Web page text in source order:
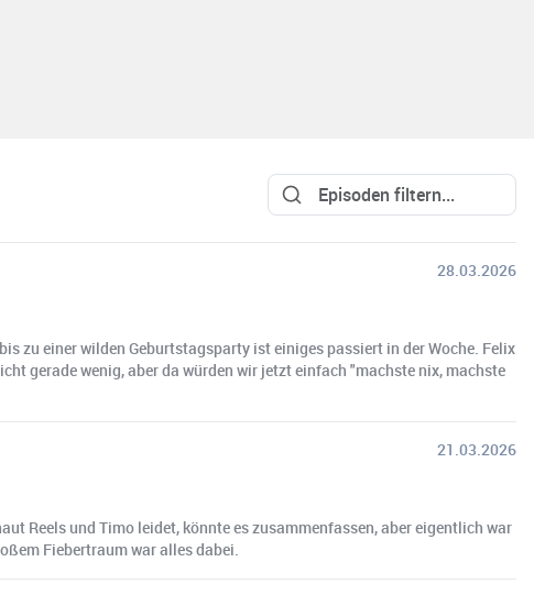
28.03.2026
zu einer wilden Geburtstagsparty ist einiges passiert in der Woche. Felix
gerade wenig, aber da würden wir jetzt einfach "machste nix, machste
21.03.2026
Reels und Timo leidet, könnte es zusammenfassen, aber eigentlich war
Fiebertraum war alles dabei.